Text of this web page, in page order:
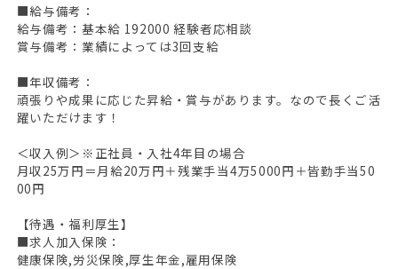
■給与備考：
給与備考：基本給 192000 経験者応相談
賞与備考：業績によっては3回支給
■年収備考：
頑張りや成果に応じた昇給・賞与があります。なので長くご活
躍いただけます！
＜収入例＞※正社員・入社4年目の場合
月収25万円＝月給20万円＋残業手当4万5000円＋皆勤手当50
00円
【待遇・福利厚生】
■求人加入保険：
健康保険,労災保険,厚生年金,雇用保険